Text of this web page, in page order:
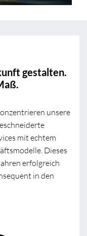
gestalten.
unsere
mit echtem
Dieses
erfolgreich
in den